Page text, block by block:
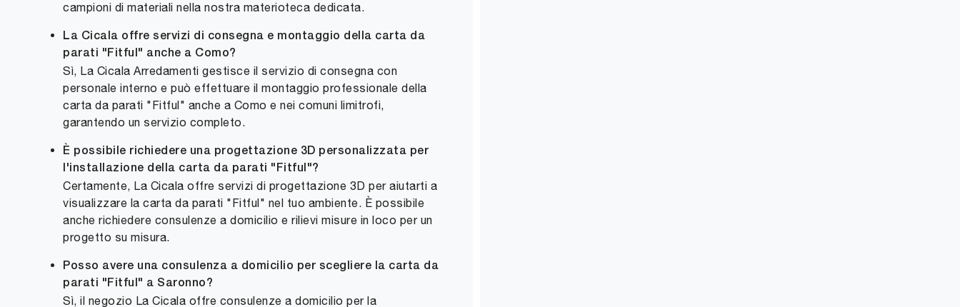
campioni di materiali nella nostra materioteca dedicata.
La Cicala offre servizi di consegna e montaggio della carta da
parati "Fitful" anche a Como?
Sì, La Cicala Arredamenti gestisce il servizio di consegna con
personale interno e può effettuare il montaggio professionale della
carta da parati "Fitful" anche a Como e nei comuni limitrofi,
garantendo un servizio completo.
È possibile richiedere una progettazione 3D personalizzata per
l'installazione della carta da parati "Fitful"?
Certamente, La Cicala offre servizi di progettazione 3D per aiutarti a
visualizzare la carta da parati "Fitful" nel tuo ambiente. È possibile
anche richiedere consulenze a domicilio e rilievi misure in loco per un
progetto su misura.
Posso avere una consulenza a domicilio per scegliere la carta da
parati "Fitful" a Saronno?
Sì, il negozio La Cicala offre consulenze a domicilio per la